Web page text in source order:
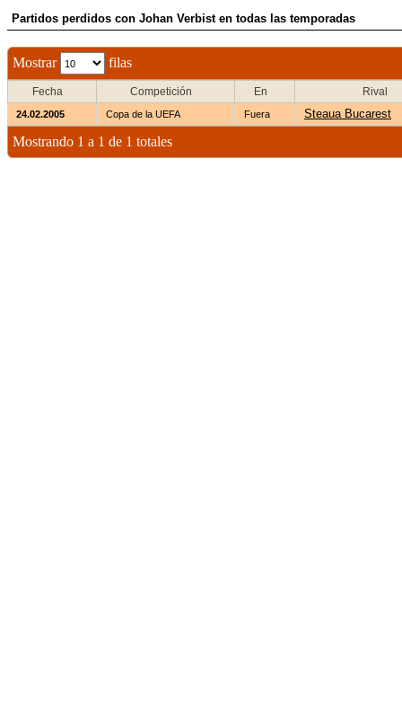
Partidos perdidos con Johan Verbist en todas las temporadas
Mostrar filas
Fecha Competición En Rival
24.02.2005 Copa de la UEFA Fuera Steaua Bucarest
Mostrando 1 a 1 de 1 totales